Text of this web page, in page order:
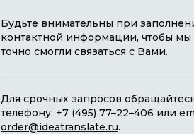
Будьте внимательны при
контактной информации, чтобы мы
точно смогли связаться с Вами.
Для срочных запросов
телефону: +7 (495) 77–22–406 или
order@ideatranslate.ru.